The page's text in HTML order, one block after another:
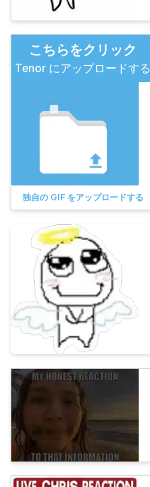
こちらをクリック
Tenor にアップロードする
独自の GIF をアップロードする